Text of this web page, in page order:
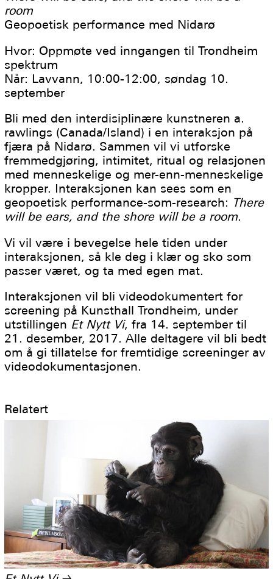
room
Geopoetisk performance med Nidarø
Hvor: Oppmøte ved inngangen til Trondheim
spektrum
Når: Lavvann, 10:00-12:00, søndag 10.
september
Bli med den interdisiplinære kunstneren a.
rawlings (Canada/Island) i en interaksjon på
fjæra på Nidarø. Sammen vil vi utforske
fremmedgjøring, intimitet, ritual og relasjonen
med menneskelige og mer-enn-menneskelige
kropper. Interaksjonen kan sees som en
geopoetisk performance-som-research: There
will be ears, and the shore will be a room.
Vi vil være i bevegelse hele tiden under
interaksjonen, så kle deg i klær og sko som
passer været, og ta med egen mat.
Interaksjonen vil bli videodokumentert for
screening på Kunsthall Trondheim, under
utstillingen Et Nytt Vi, fra 14. september til
21. desember, 2017. Alle deltagere vil bli bedt
om å gi tillatelse for fremtidige screeninger av
videodokumentasjonen.
Relatert